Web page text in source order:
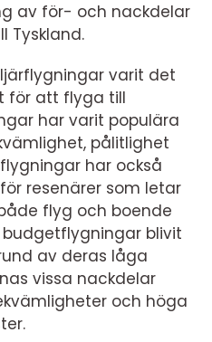
av för- och nackdelar
Tyskland.
varit det
för att flyga till
har varit populära
pålitlighet
har också
resenärer som letar
flyg och boende
budgetflygningar blivit
av deras låga
vissa nackdelar
och höga